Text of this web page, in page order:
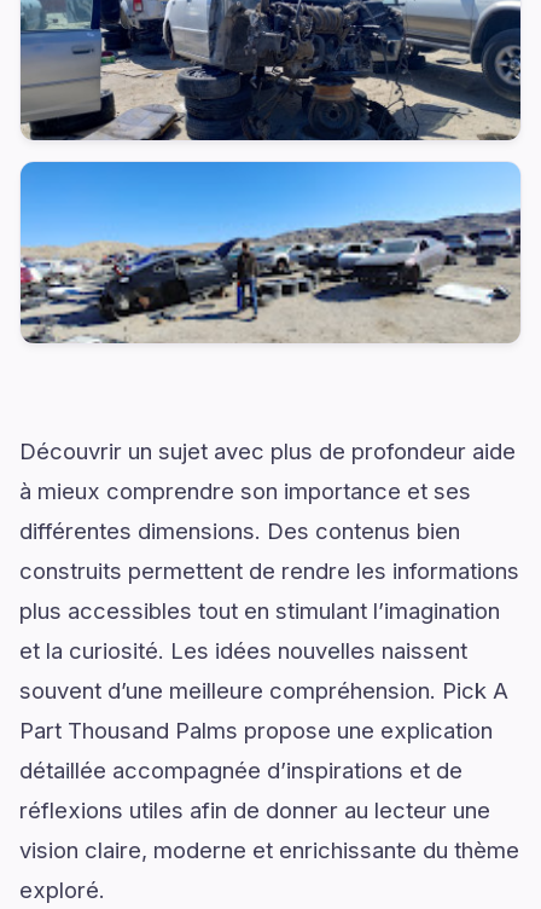
Découvrir un sujet avec plus de profondeur aide
à mieux comprendre son importance et ses
différentes dimensions. Des contenus bien
construits permettent de rendre les informations
plus accessibles tout en stimulant l’imagination
et la curiosité. Les idées nouvelles naissent
souvent d’une meilleure compréhension. Pick A
Part Thousand Palms propose une explication
détaillée accompagnée d’inspirations et de
réflexions utiles afin de donner au lecteur une
vision claire, moderne et enrichissante du thème
exploré.